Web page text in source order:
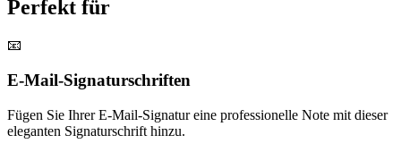
Perfekt für
📧
E-Mail-Signaturschriften
Fügen Sie Ihrer E-Mail-Signatur eine professionelle Note mit dieser
eleganten Signaturschrift hinzu.